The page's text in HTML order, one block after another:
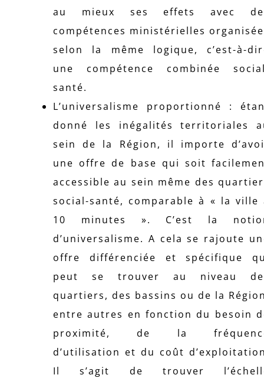
au mieux ses effets avec
compétences ministérielles
selon la même logique, c’est-à-
une compétence combinée
santé.
L’universalisme proportionné :
donné les inégalités territoriales
sein de la Région, il importe
une offre de base qui soit
accessible au sein même des
social-santé, comparable à « la ville
10 minutes ». C’est la
d’universalisme. A cela se rajoute
offre différenciée et spécifique
peut se trouver au niveau
quartiers, des bassins ou de la
entre autres en fonction du besoin
proximité, de la
d’utilisation et du coût
Il s’agit de trouver